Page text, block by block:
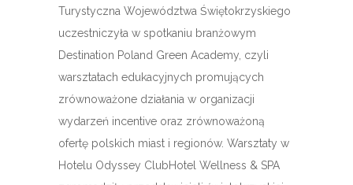
Turystyczna Województwa Świętokrzyskiego
uczestniczyła w spotkaniu branżowym
Destination Poland Green Academy, czyli
warsztatach edukacyjnych promujących
zrównoważone działania w organizacji
wydarzeń incentive oraz zrównoważoną
ofertę polskich miast i regionów. Warsztaty w
Hotelu Odyssey ClubHotel Wellness & SPA